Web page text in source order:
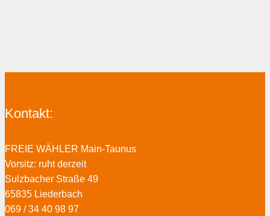
Kontakt:
FREIE WÄHLER Main-Taunus
Vorsitz: ruht derzeit
Sulzbacher Straße 49
65835 Liederbach
069 / 34 40 98 97